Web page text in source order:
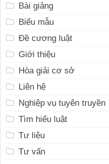
Bài giảng
Biểu mẫu
Đề cương luật
Giới thiệu
Hòa giải cơ sở
Liên hệ
Nghiệp vụ tuyên truyền
Tìm hiểu luật
Tư liệu
Tư vấn